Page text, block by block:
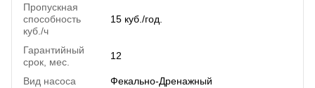
Пропускная
способность
куб./ч
15 куб./год.
Гарантийный
срок, мес.
12
Вид насоса
Фекально-Дренажный